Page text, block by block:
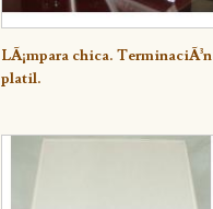
Detalle
LÃ¡mpara chica. TerminaciÃ³n
platil.